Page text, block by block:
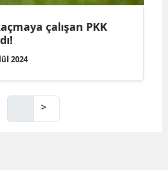
çalışan PKK
2024
>